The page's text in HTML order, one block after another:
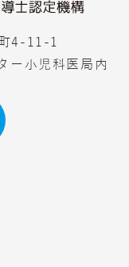
4-11-1
ー小児科医局内